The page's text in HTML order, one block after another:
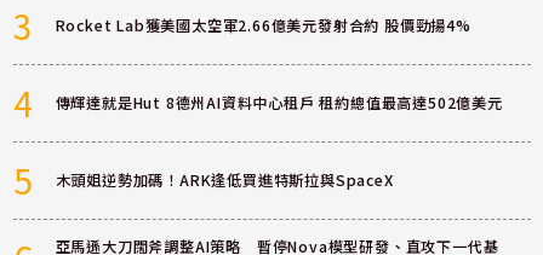
3 Rocket Lab獲美國太空軍2.66億美元發射合約 股價勁揚4%
4 傳輝達就是Hut 8德州AI資料中心租戶 租約總值最高達502億美元
5 木頭姐逆勢加碼！ARK逢低買進特斯拉與SpaceX
亞馬遜大刀闊斧調整AI策略 暫停Nova模型研發、直攻下一代基